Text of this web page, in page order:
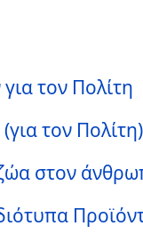
τον Πολίτη
τον Πολίτη)
στον